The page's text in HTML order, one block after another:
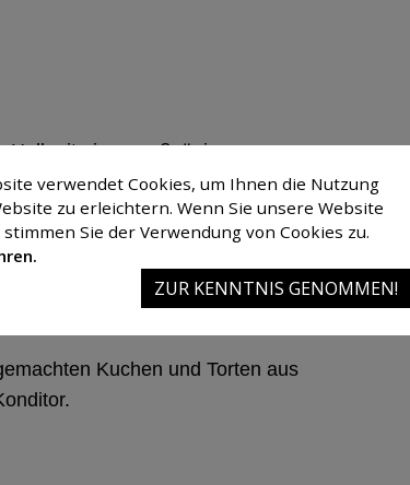
verwendet Cookies, um Ihnen die Nutzung
zu erleichtern. Wenn Sie unsere Website
Sie der Verwendung von Cookies zu.
ZUR KENNTNIS GENOMMEN!
Hall mit einer großzügigen
Sitzungen sowie einer eigenen
Geschmack: Freuen Sie sich auf
Klassiker, köstliche Nudelgerichte
Kuchen und Torten aus